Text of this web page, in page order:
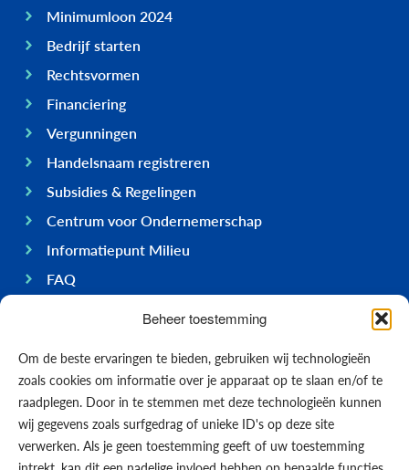
Beheer toestemming
Om de beste ervaringen te bieden, gebruiken wij technologieën
zoals cookies om informatie over je apparaat op te slaan en/of te
raadplegen. Door in te stemmen met deze technologieën kunnen
wij gegevens zoals surfgedrag of unieke ID's op deze site
verwerken. Als je geen toestemming geeft of uw toestemming
Minimumloon 2024
Bedrijf starten
Rechtsvormen
Financiering
Vergunningen
Handelsnaam registreren
Subsidies & Regelingen
Centrum voor Ondernemerschap
Informatiepunt Milieu
FAQ
Ondernemen op Bonaire
Economie
Regering
Infrastructuur
Algemeen